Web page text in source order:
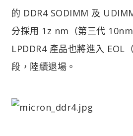
的 DDR4 SODIMM 及
分採用 1z nm（第三代
LPDDR4 產品也將進入 EOL
段，陸續退場。